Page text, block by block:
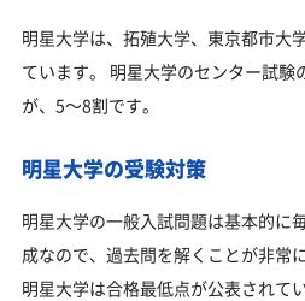
明星大学は、拓殖大学、東京都市大
ています。 明星大学のセンター試験
が、5～8割です。
明星大学の受験対策
明星大学の一般入試問題は基本的に
成なので、過去問を解くことが非常
明星大学は合格最低点が公表されて